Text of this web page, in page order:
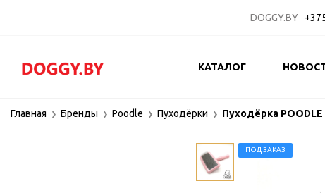
DOGGY.BY
КАТАЛОГ
Главная Бренды Poodle Пуходёрки Пуходёрка POODLE
ПОД ЗАКАЗ